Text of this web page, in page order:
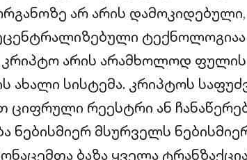
არ არის
ტექნოლოგიაა
არის არამხოლოდ ფულის
ახალი სისტემა. კრიპტოს
ციფრული რეესტრი ან
ნებისმიერ მსურველს
ბაზა ყველა